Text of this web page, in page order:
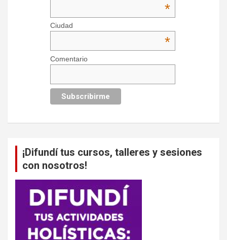
*
Ciudad
*
Comentario
¡Difundí tus cursos, talleres y sesiones
con nosotros!